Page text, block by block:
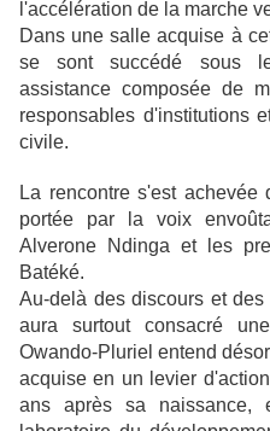
l'accélération de la marche
Dans une salle acquise à
se sont succédé sous
assistance composée de
responsables d'institutions
civile.
La rencontre s'est achevée
portée par la voix
Alverone Ndinga et les
Batéké.
Au-delà des discours et
aura surtout consacré
Owando-Pluriel entend
acquise en un levier
ans après sa naissance,